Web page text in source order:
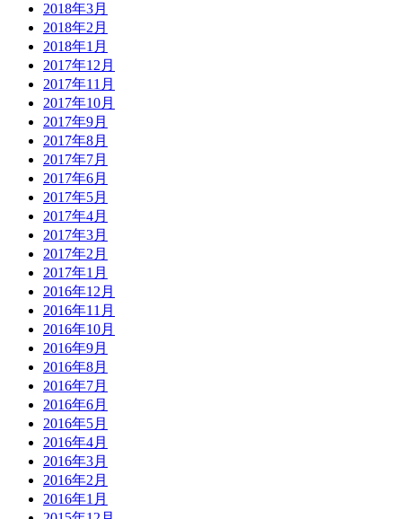
2018年3月
2018年2月
2018年1月
2017年12月
2017年11月
2017年10月
2017年9月
2017年8月
2017年7月
2017年6月
2017年5月
2017年4月
2017年3月
2017年2月
2017年1月
2016年12月
2016年11月
2016年10月
2016年9月
2016年8月
2016年7月
2016年6月
2016年5月
2016年4月
2016年3月
2016年2月
2016年1月